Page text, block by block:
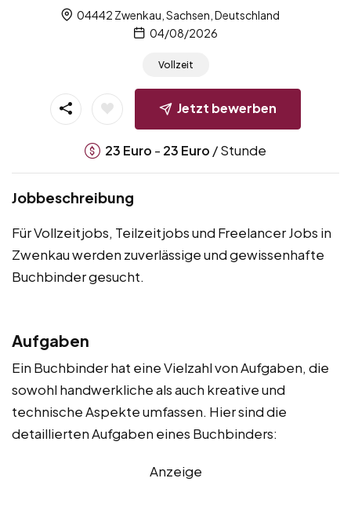
04442 Zwenkau, Sachsen, Deutschland
04/08/2026
Vollzeit
Jetzt bewerben
23 Euro - 23 Euro / Stunde
Jobbeschreibung
Für Vollzeitjobs, Teilzeitjobs und Freelancer Jobs in
Zwenkau werden zuverlässige und gewissenhafte
Buchbinder gesucht.
Aufgaben
Ein Buchbinder hat eine Vielzahl von Aufgaben, die
sowohl handwerkliche als auch kreative und
technische Aspekte umfassen. Hier sind die
detaillierten Aufgaben eines Buchbinders:
Anzeige